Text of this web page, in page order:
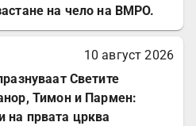
на чело на ВМРО.
10 август 2026
Светите
Тимон и Пармен:
на првата црква